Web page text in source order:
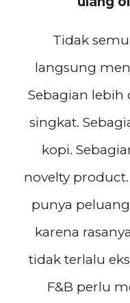
Tidak
langsung
Sebagian
singkat.
kopi.
novelty
punya
karena
tidak terlalu
F&B perlu